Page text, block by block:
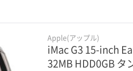
Apple(アップル)
iMac G3 15-inch
32MB HDD0GB タ